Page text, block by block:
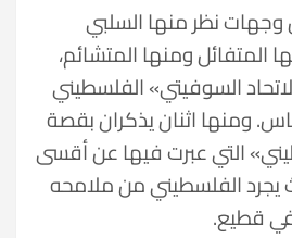
نظر منها السلبي
المتفائل ومنها المتشائم،
السوفيتي» الفلسطيني
ومنها اثنان يذكران بقصة
التي عبرت فيها عن أقسى
يجرد الفلسطيني من ملامحه
قطيع.